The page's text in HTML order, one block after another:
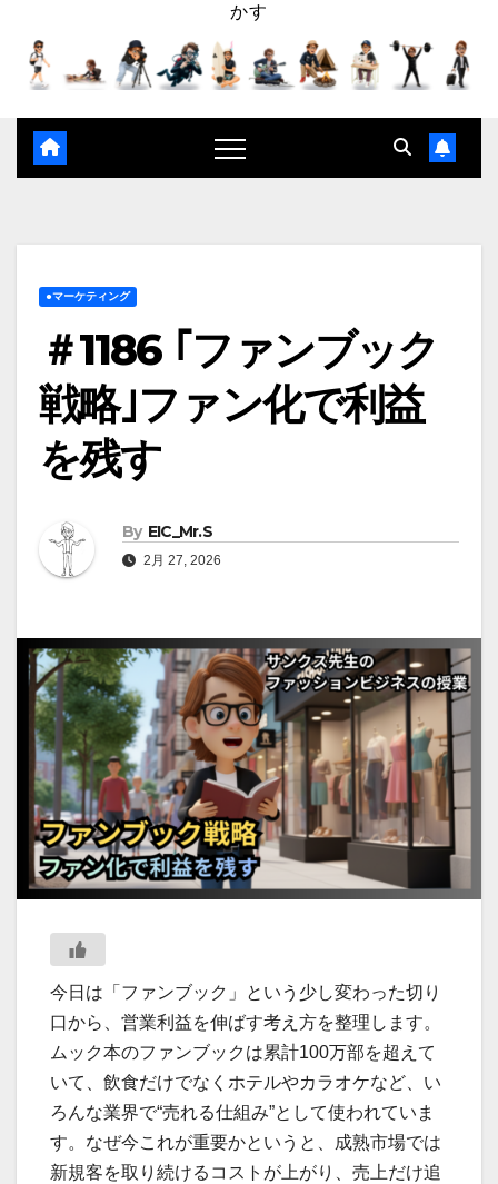
かす
●マーケティング
＃1186 ｢ファンブック
戦略｣ファン化で利益
を残す
By EIC_Mr.S
2月 27, 2026
今日は「ファンブック」という少し変わった切り
口から、営業利益を伸ばす考え方を整理します。
ムック本のファンブックは累計100万部を超えて
いて、飲食だけでなくホテルやカラオケなど、い
ろんな業界で“売れる仕組み”として使われていま
す。なぜ今これが重要かというと、成熟市場では
新規客を取り続けるコストが上がり、売上だけ追